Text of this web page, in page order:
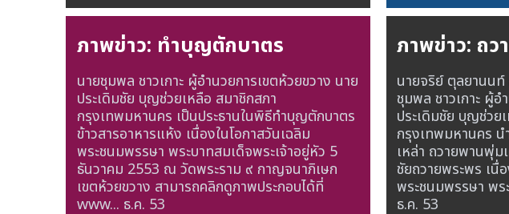
ภาพข่าว: ทำบุญตักบาตร
นายชุมพล ชาวเกาะ ผู้อำนวยการเขตห้วยขวาง นาย
ประเดิมชัย บุญช่วยเหลือ สมาชิกสภา
กรุงเทพมหานคร เป็นประธานในพิธีทำบุญตักบาตร
ข้าวสารอาหารแห้ง เนื่องในโอกาสวันเฉลิม
พระชนมพรรษา พระบาทสมเด็จพระเจ้าอยู่หัว 5
ธันวาคม 2553 ณ วัดพระราม ๙ กาญจนาภิเษก
เขตห้วยขวาง สามารถคลิกดูภาพประกอบได้ที่
www... ธ.ค. 53
ภาพข่าว: ถว
นายจริย์ ตุลยานน
ชุมพล ชาวเกาะ ผู้อ
ประเดิมชัย บุญช่วย
กรุงเทพมหานคร น
เหล่า ถวายพานพุ่ม
ชัยถวายพระพร เนื่
พระชนมพรรษา พร
ธ.ค. 53